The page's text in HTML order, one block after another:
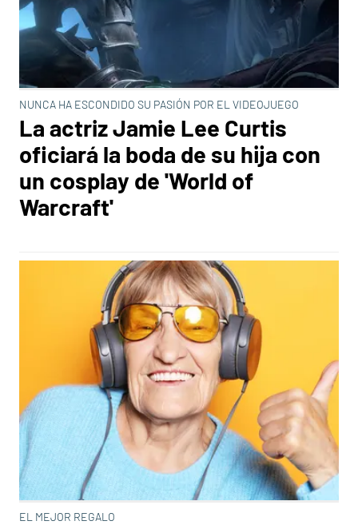
NUNCA HA ESCONDIDO SU PASIÓN POR EL VIDEOJUEGO
La actriz Jamie Lee Curtis
oficiará la boda de su hija con
un cosplay de 'World of
Warcraft'
EL MEJOR REGALO